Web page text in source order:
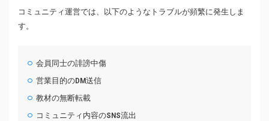
コミュニティ運営では、以下のようなトラブルが頻繁に発生しま
す。
会員同士の誹謗中傷
営業目的のDM送信
教材の無断転載
コミュニティ内容のSNS流出